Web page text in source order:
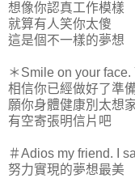
想像你認真工作模樣
就算有人笑你太傻
這是個不一樣的夢想
＊Smile on your
相信你已經做好了準
願你身體健康別太想
有空寄張明信片吧
＃Adios my friend. I
努力實現的夢想最美